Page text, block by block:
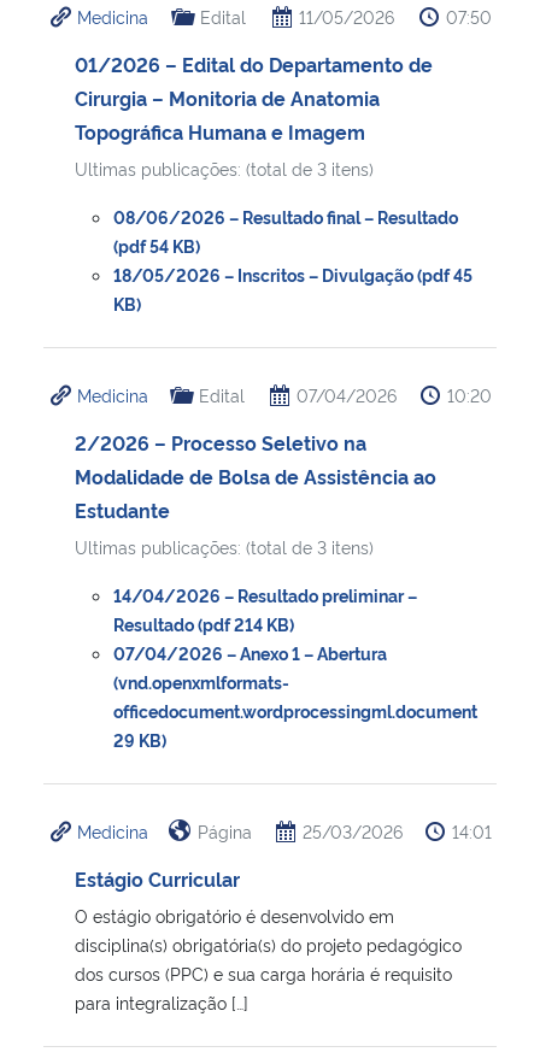
Medicina Edital 11/05/2026 07:50
01/2026 – Edital do Departamento de
Cirurgia – Monitoria de Anatomia
Topográfica Humana e Imagem
Ultimas publicações: (total de 3 itens)
08/06/2026 – Resultado final – Resultado
(pdf 54 KB)
18/05/2026 – Inscritos – Divulgação (pdf 45
KB)
Medicina Edital 07/04/2026 10:20
2/2026 – Processo Seletivo na
Modalidade de Bolsa de Assistência ao
Estudante
Ultimas publicações: (total de 3 itens)
14/04/2026 – Resultado preliminar –
Resultado (pdf 214 KB)
07/04/2026 – Anexo 1 – Abertura
(vnd.openxmlformats-
officedocument.wordprocessingml.document
29 KB)
Medicina Página 25/03/2026 14:01
Estágio Curricular
O estágio obrigatório é desenvolvido em
disciplina(s) obrigatória(s) do projeto pedagógico
dos cursos (PPC) e sua carga horária é requisito
para integralização […]